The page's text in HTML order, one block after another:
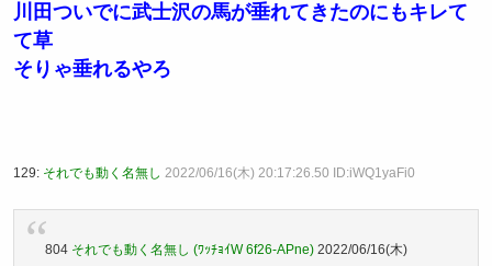
川田ついでに武士沢の馬が垂れてきたのにもキレて
て草
そりゃ垂れるやろ
129: それでも動く名無し 2022/06/16(木) 20:17:26.50 ID:iWQ1yaFi0
804 それでも動く名無し (ﾜｯﾁｮｲW 6f26-APne) 2022/06/16(木)